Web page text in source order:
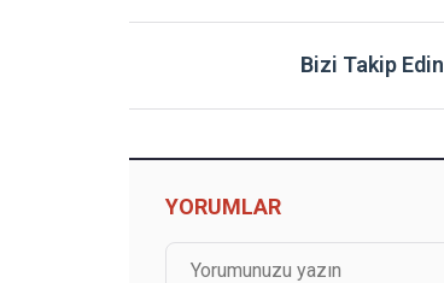
Bizi Takip Edin
YORUMLAR